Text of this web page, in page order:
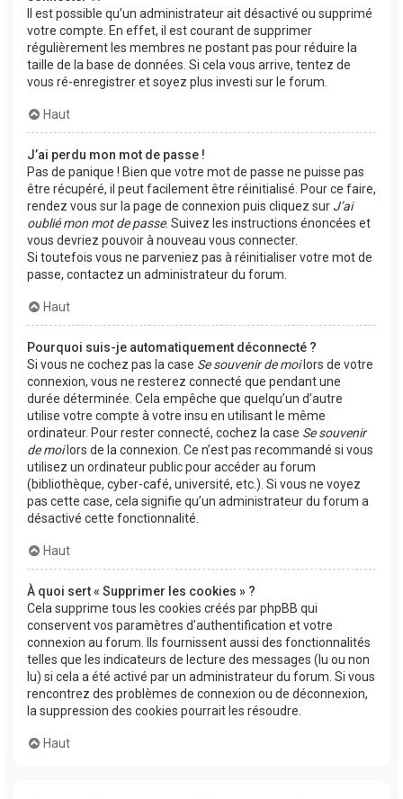
Il est possible qu’un administrateur ait désactivé ou supprimé
votre compte. En effet, il est courant de supprimer
régulièrement les membres ne postant pas pour réduire la
taille de la base de données. Si cela vous arrive, tentez de
vous ré-enregistrer et soyez plus investi sur le forum.
Haut
J’ai perdu mon mot de passe !
Pas de panique ! Bien que votre mot de passe ne puisse pas
être récupéré, il peut facilement être réinitialisé. Pour ce faire,
rendez vous sur la page de connexion puis cliquez sur J’ai
oublié mon mot de passe. Suivez les instructions énoncées et
vous devriez pouvoir à nouveau vous connecter.
Si toutefois vous ne parveniez pas à réinitialiser votre mot de
passe, contactez un administrateur du forum.
Haut
Pourquoi suis-je automatiquement déconnecté ?
Si vous ne cochez pas la case Se souvenir de moilors de votre
connexion, vous ne resterez connecté que pendant une
durée déterminée. Cela empêche que quelqu’un d’autre
utilise votre compte à votre insu en utilisant le même
ordinateur. Pour rester connecté, cochez la case Se souvenir
de moilors de la connexion. Ce n’est pas recommandé si vous
utilisez un ordinateur public pour accéder au forum
(bibliothèque, cyber-café, université, etc.). Si vous ne voyez
pas cette case, cela signifie qu’un administrateur du forum a
désactivé cette fonctionnalité.
Haut
À quoi sert « Supprimer les cookies » ?
Cela supprime tous les cookies créés par phpBB qui
conservent vos paramètres d’authentification et votre
connexion au forum. Ils fournissent aussi des fonctionnalités
telles que les indicateurs de lecture des messages (lu ou non
lu) si cela a été activé par un administrateur du forum. Si vous
rencontrez des problèmes de connexion ou de déconnexion,
la suppression des cookies pourrait les résoudre.
Haut